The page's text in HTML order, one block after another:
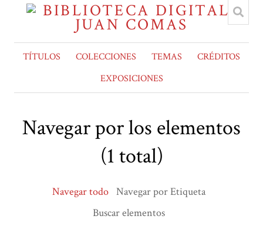
TÍTULOS COLECCIONES TEMAS
CRÉDITOS
EXPOSICIONES
Navegar por los elementos
(1 total)
Navegar todo Navegar por Etiqueta
Buscar elementos